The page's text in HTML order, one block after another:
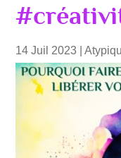
14 Juil 2023 |